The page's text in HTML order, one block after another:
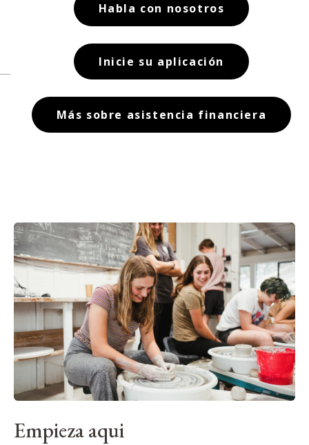
Habla con nosotros
Inicie su aplicación
Más sobre asistencia financiera
Empieza aqui